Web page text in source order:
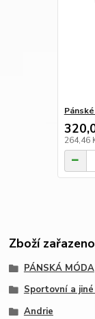
264,46
Zboží
PÁNSKÁ MÓDA
Sportovní a
Andrie